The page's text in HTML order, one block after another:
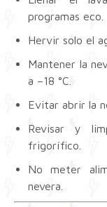
programas eco.
Hervir solo el
Mantener la
a –18 °C.
Evitar abrir la
Revisar y
frigorífico.
No meter
nevera.